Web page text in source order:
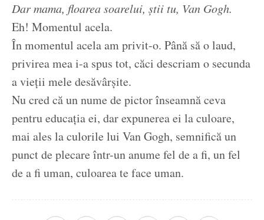
Dar mama, floarea soarelui, știi tu, Van Gogh.
Eh! Momentul acela.
În momentul acela am privit-o. Până să o laud,
privirea mea i-a spus tot, căci descriam o secunda
a vieții mele desăvârșite.
Nu cred că un nume de pictor înseamnă ceva
pentru educația ei, dar expunerea ei la culoare,
mai ales la culorile lui Van Gogh, semnifică un
punct de plecare într-un anume fel de a fi, un fel
de a fi uman, culoarea te face uman.